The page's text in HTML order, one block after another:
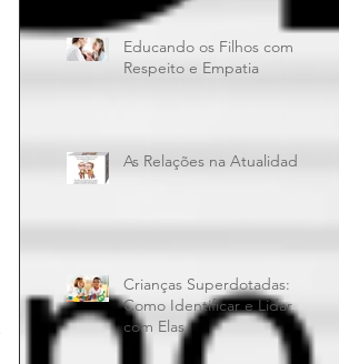
Educando os Filhos com
Respeito e Empatia
As Relações na Atualidade
Crianças Superdotadas:
Como Identificar e Lidar
com Elas